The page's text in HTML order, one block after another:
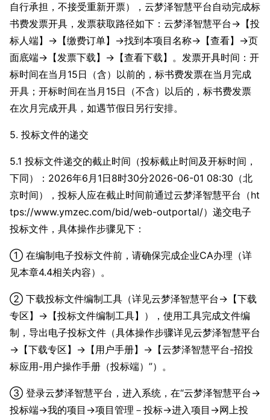
自行承担，不接受重新开票），云梦泽智慧平台自动完成标
书费发票开具，发票获取路径如下：云梦泽智慧平台→【投
标人端】→【缴费订单】→找到本项目名称→【查看】→页
面底端→【发票下载】→【查看下载】。发票开具时间：开
标时间在当月15日（含）以前的，标书费发票在当月完成
开具；开标时间在当月15日（不含）以后的，标书费发票
在次月完成开具，如遇节假日另行安排。
5. 投标文件的递交
5.1 投标文件递交的截止时间（投标截止时间及开标时间，
下同）：2026年6月1日8时30分2026-06-01 08:30（北
京时间），投标人应在截止时间前通过云梦泽智慧平台（ht
tps://www.ymzec.com/bid/web-outportal/）递交电子
投标文件，具体操作步骤见下：
① 在编制电子投标文件前，请确保完成企业CA办理（详
见本章4.4相关内容）。
② 下载投标文件编制工具（详见云梦泽智慧平台→【下载
专区】→【投标文件编制工具】），使用工具完成文件编
制，导出电子投标文件（具体操作步骤详见云梦泽智慧平台
→【下载专区】→【用户手册】→【云梦泽智慧平台-招投
标应用-用户操作手册（投标端）”）。
③ 登录云梦泽智慧平台，进入系统，在“云梦泽智慧平台→
投标端→我的项目→项目管理－投标→进入项目→网上投